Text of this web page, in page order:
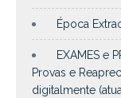
Época
EXAMES e
Provas e
digitalmente